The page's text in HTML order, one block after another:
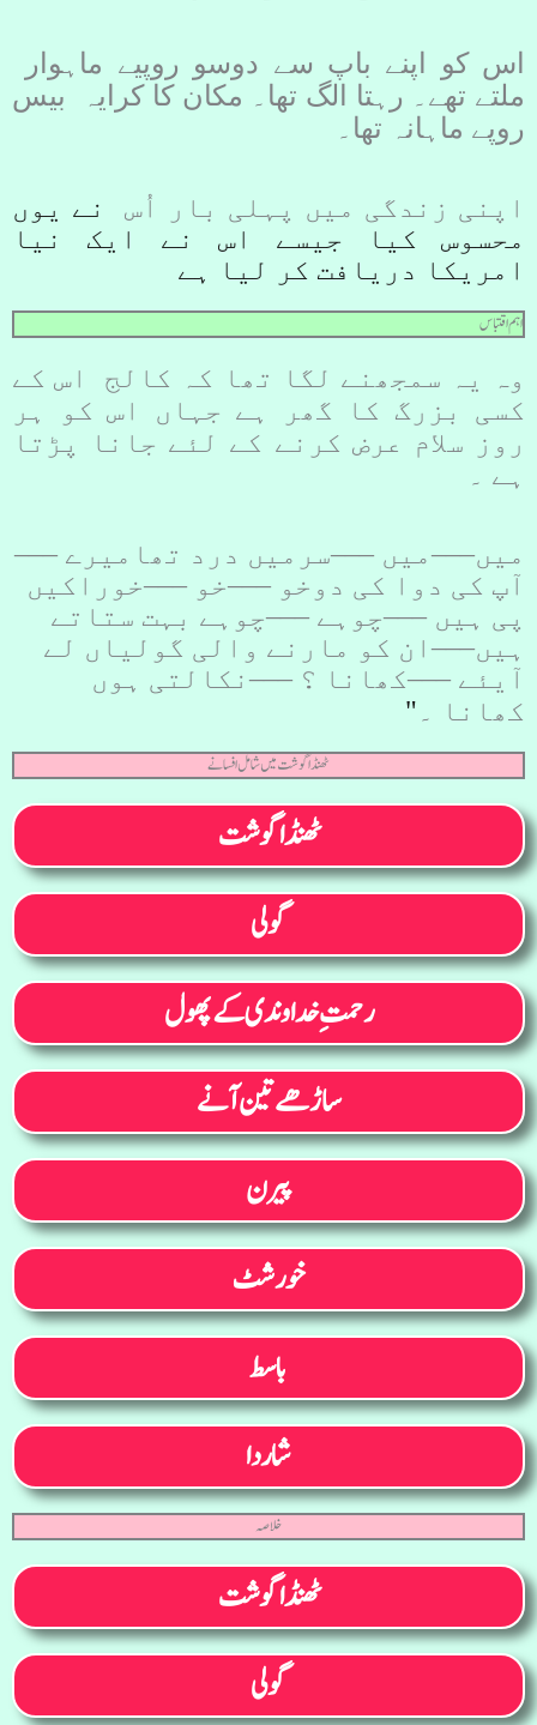
اس کو اپنے باپ سے دوسو روپیے ماہوار
ملتے تھے۔ رہتا الگ تھا۔ مکان کا کرایہ بیس
روپے ماہانہ تھا۔
اپنی زندگی میں پہلی بار اُس
نے یوں
محسوس کیا جیسے اس نے ایک نیا
امریکا دریافت کر لیا ہے
اہم اقتباس
وہ یہ سمجھنے لگا تھا کہ کالج اس کے
کسی بزرگ کا گھر ہے جہاں اس کو ہر
روز سلام عرض کرنے کے لئے جانا پڑتا
ہے ۔
میں–––میں –––سرمیں درد تھامیرے –––
آپ کی دوا کی دوخو –––خو –––خوراکیں
پی ہیں –––چوہے –––چوہے بہت ستاتے
ہیں–––ان کو مارنے والی گولیاں لے
آیئے –––کھانا ؟ –––نکالتی ہوں
کھانا ۔ "
ٹھنڈا گوشت میں شامل افسانے
ٹھنڈا گوشت
گولی
رحمتِ خداوندی کے پھول
ساڑھے تین آنے
پیرن
خورشٹ
باسط
شاردا
خلاصہ
ٹھنڈا گوشت
گولی